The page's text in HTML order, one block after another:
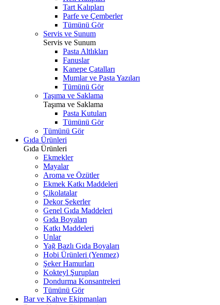
Tart Kalıpları
Parfe ve Çemberler
Tümünü Gör
Servis ve Sunum
Servis ve Sunum
Pasta Altlıkları
Fanuslar
Kanepe Çatalları
Mumlar ve Pasta Yazıları
Tümünü Gör
Taşıma ve Saklama
Taşıma ve Saklama
Pasta Kutuları
Tümünü Gör
Tümünü Gör
Gıda Ürünleri
Gıda Ürünleri
Ekmekler
Mayalar
Aroma ve Özütler
Ekmek Katkı Maddeleri
Çikolatalar
Dekor Şekerler
Genel Gıda Maddeleri
Gıda Boyaları
Katkı Maddeleri
Unlar
Yağ Bazlı Gıda Boyaları
Hobi Ürünleri (Yenmez)
Şeker Hamurları
Kokteyl Şurupları
Dondurma Konsantreleri
Tümünü Gör
Bar ve Kahve Ekipmanları